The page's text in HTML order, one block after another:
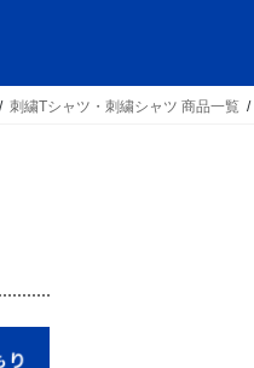
刺繍Tシャツ・刺繍シャツ 商品一覧